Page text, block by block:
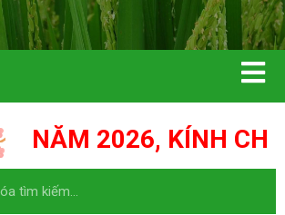
2026, KÍNH CHÚC